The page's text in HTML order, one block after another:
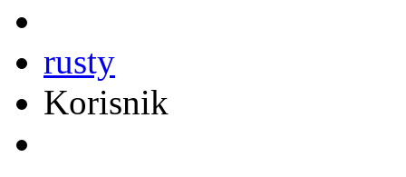
rusty
Korisnik